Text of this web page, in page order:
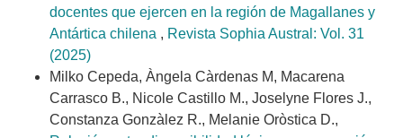
docentes que ejercen en la región de Magallanes y
Antártica chilena , Revista Sophia Austral: Vol. 31
(2025)
Milko Cepeda, Àngela Càrdenas M, Macarena
Carrasco B., Nicole Castillo M., Joselyne Flores J.,
Constanza Gonzàlez R., Melanie Oròstica D.,